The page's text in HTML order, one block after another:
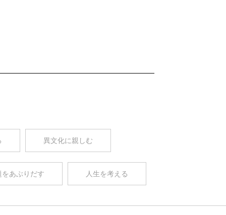
異文化に親しむ
あぶりだす 人生を考える